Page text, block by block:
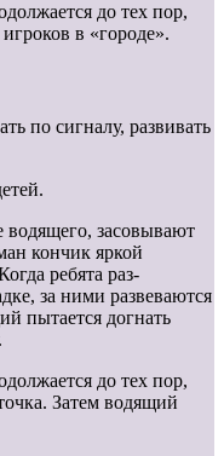
до тех пор,
в «городе».
по сигналу, развивать
засовывают
кончик яркой
ребята раз-
за ними развеваются
пытается догнать
до тех пор,
Затем водящий